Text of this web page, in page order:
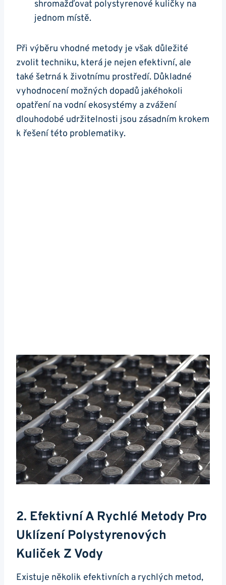
shromažďovat polystyrenové kuličky na
jednom místě.
Při výběru vhodné metody je však důležité
zvolit techniku, která je nejen efektivní, ale
také šetrná k životnímu prostředí. Důkladné
vyhodnocení možných dopadů jakéhokoli
opatření na vodní ekosystémy a zvážení
dlouhodobé udržitelnosti jsou zásadním krokem
k řešení této problematiky.
2. Efektivní A Rychlé Metody Pro
Uklízení Polystyrenových
Kuliček Z Vody
Existuje několik efektivních a rychlých metod,